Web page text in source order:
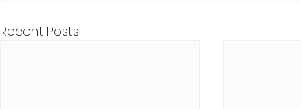
Recent Posts